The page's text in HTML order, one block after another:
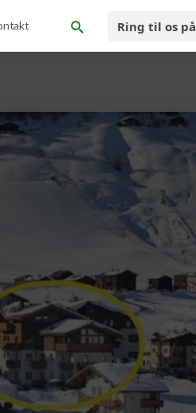
Ring til os på